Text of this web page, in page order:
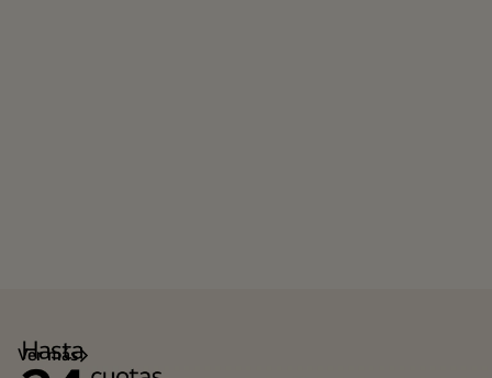
Ver más